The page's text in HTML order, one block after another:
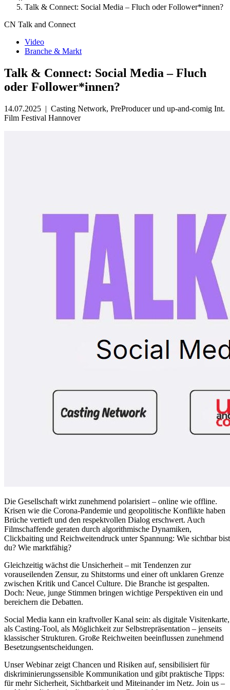
Talk & Connect: Social Media – Fluch oder Follower*innen?
CN Talk and Connect
Video
Branche & Markt
Talk & Connect: Social Media – Fluch
oder Follower*innen?
14.07.2025 | Casting Network, PreProducer und up-and-comig Int.
Film Festival Hannover
Die Gesellschaft wirkt zunehmend polarisiert – online wie offline.
Krisen wie die Corona-Pandemie und geopolitische Konflikte haben
Brüche vertieft und den respektvollen Dialog erschwert. Auch
Filmschaffende geraten durch algorithmische Dynamiken,
Clickbaiting und Reichweitendruck unter Spannung: Wie sichtbar bist
du? Wie marktfähig?
Gleichzeitig wächst die Unsicherheit – mit Tendenzen zur
vorauseilenden Zensur, zu Shitstorms und einer oft unklaren Grenze
zwischen Kritik und Cancel Culture. Die Branche ist gespalten.
Doch: Neue, junge Stimmen bringen wichtige Perspektiven ein und
bereichern die Debatten.
Social Media kann ein kraftvoller Kanal sein: als digitale Visitenkarte,
als Casting-Tool, als Möglichkeit zur Selbstrepräsentation – jenseits
klassischer Strukturen. Große Reichweiten beeinflussen zunehmend
Besetzungsentscheidungen.
Unser Webinar zeigt Chancen und Risiken auf, sensibilisiert für
diskriminierungssensible Kommunikation und gibt praktische Tipps:
für mehr Sicherheit, Sichtbarkeit und Miteinander im Netz. Join us –